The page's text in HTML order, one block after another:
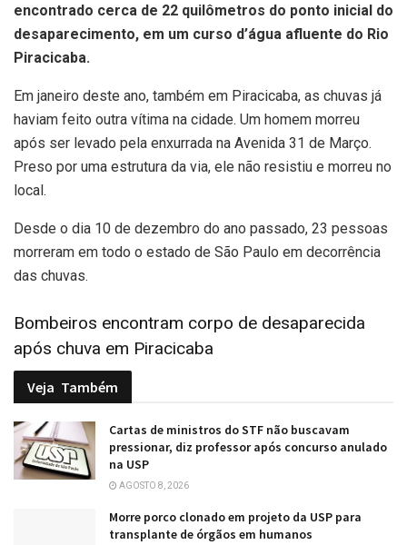
encontrado cerca de 22 quilômetros do ponto inicial do
desaparecimento, em um curso d’água afluente do Rio
Piracicaba.
Em janeiro deste ano, também em Piracicaba, as chuvas já
haviam feito outra vítima na cidade. Um homem morreu
após ser levado pela enxurrada na Avenida 31 de Março.
Preso por uma estrutura da via, ele não resistiu e morreu no
local.
Desde o dia 10 de dezembro do ano passado, 23 pessoas
morreram em todo o estado de São Paulo em decorrência
das chuvas.
Bombeiros encontram corpo de desaparecida
após chuva em Piracicaba
Veja Também
Cartas de ministros do STF não buscavam
pressionar, diz professor após concurso anulado
na USP
AGOSTO 8, 2026
Morre porco clonado em projeto da USP para
transplante de órgãos em humanos